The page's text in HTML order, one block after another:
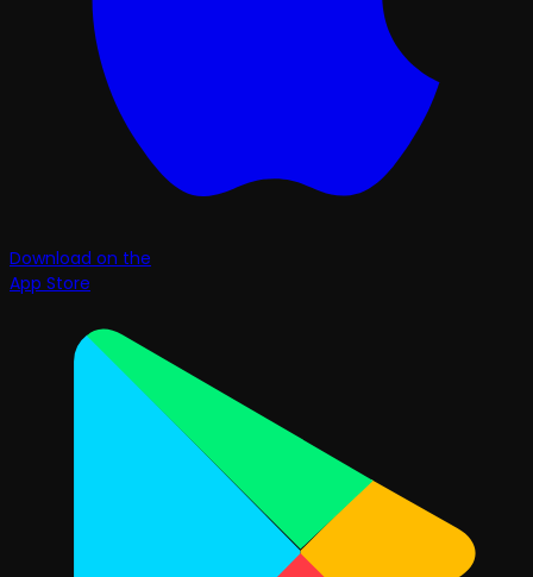
Download on the
App Store